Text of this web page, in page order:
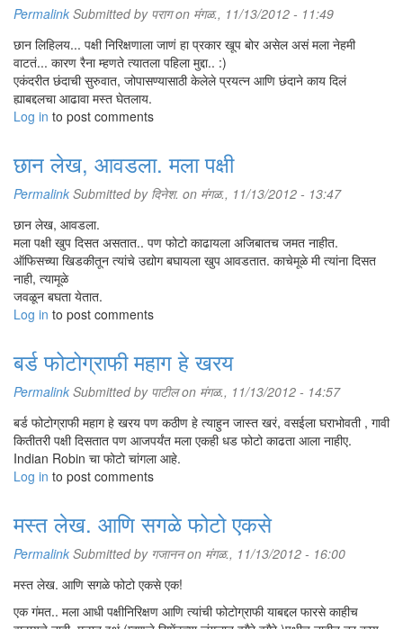
Permalink Submitted by परागon मंगळ., 11/13/2012 - 11:49
छान लिहिलय... पक्षी निरिक्षणाला जाणं हा प्रकार खूप बोर असेल असं मला नेहमी
वाटतं... कारण रैना म्हणते त्यातला पहिला मुद्दा.. :)
एकंदरीत छंदाची सुरुवात, जोपासण्यासाठी केलेले प्रयत्न आणि छंदाने काय दिलं
ह्याबद्दलचा आढावा मस्त घेतलाय.
Log in to post comments
छान लेख, आवडला. मला पक्षी
Permalink Submitted by दिनेश. on मंगळ., 11/13/2012 - 13:47
छान लेख, आवडला.
मला पक्षी खुप दिसत असतात.. पण फोटो काढायला अजिबातच जमत नाहीत.
ऑफिसच्या खिडकीतून त्यांचे उद्योग बघायला खुप आवडतात. काचेमूळे मी त्यांना दिसत
नाही, त्यामूळे
जवळून बघता येतात.
Log in to post comments
बर्ड फोटोग्राफी महाग हे खरय
Permalink Submitted by पाटीलon मंगळ., 11/13/2012 - 14:57
बर्ड फोटोग्राफी महाग हे खरय पण कठीण हे त्याहुन जास्त खरं, वसईला घराभोवती , गावी
कितीतरी पक्षी दिसतात पण आजपर्यंत मला एकही धड फोटो काढता आला नाहीए.
Indian Robin चा फोटो चांगला आहे.
Log in to post comments
मस्त लेख. आणि सगळे फोटो एकसे
Permalink Submitted by गजाननon मंगळ., 11/13/2012 - 16:00
मस्त लेख. आणि सगळे फोटो एकसे एक!
एक गंमत.. मला आधी पक्षीनिरिक्षण आणि त्यांची फोटोग्राफी याबद्दल फारसे काहीच